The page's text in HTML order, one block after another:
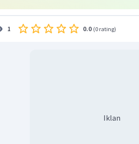
1 0.0 (0 rating)
Iklan